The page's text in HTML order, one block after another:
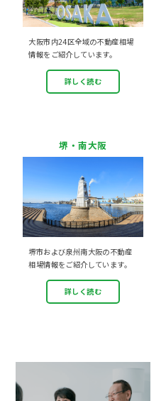
大阪市内24区全域の不動産相場
情報をご紹介しています。
詳しく読む
堺・南大阪
堺市および泉州南大阪の不動産
相場情報をご紹介しています。
詳しく読む